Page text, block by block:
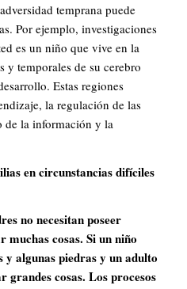
temprana puede
. Por ejemplo, investigaciones
es un niño que vive en la
y temporales de su cerebro
Estas regiones
la regulación de las
de la información y la
en circunstancias difíciles
no necesitan poseer
cosas. Si un niño
y algunas piedras y un adulto
grandes cosas. Los procesos